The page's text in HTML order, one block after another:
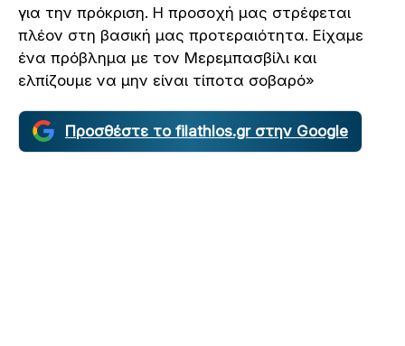
για την πρόκριση. Η προσοχή μας στρέφεται
πλέον στη βασική μας προτεραιότητα. Είχαμε
ένα πρόβλημα με τον Μερεμπασβίλι και
ελπίζουμε να μην είναι τίποτα σοβαρό»
Προσθέστε το filathlos.gr στην Google